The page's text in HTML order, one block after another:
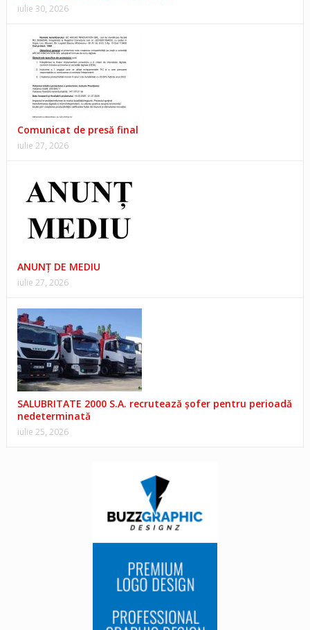
iulie 30, 2026
Comunicat de presă final
iulie 27, 2026
ANUNŢ DE MEDIU
iulie 27, 2026
SALUBRITATE 2000 S.A. recrutează șofer pentru perioadă
nedeterminată
iulie 25, 2026